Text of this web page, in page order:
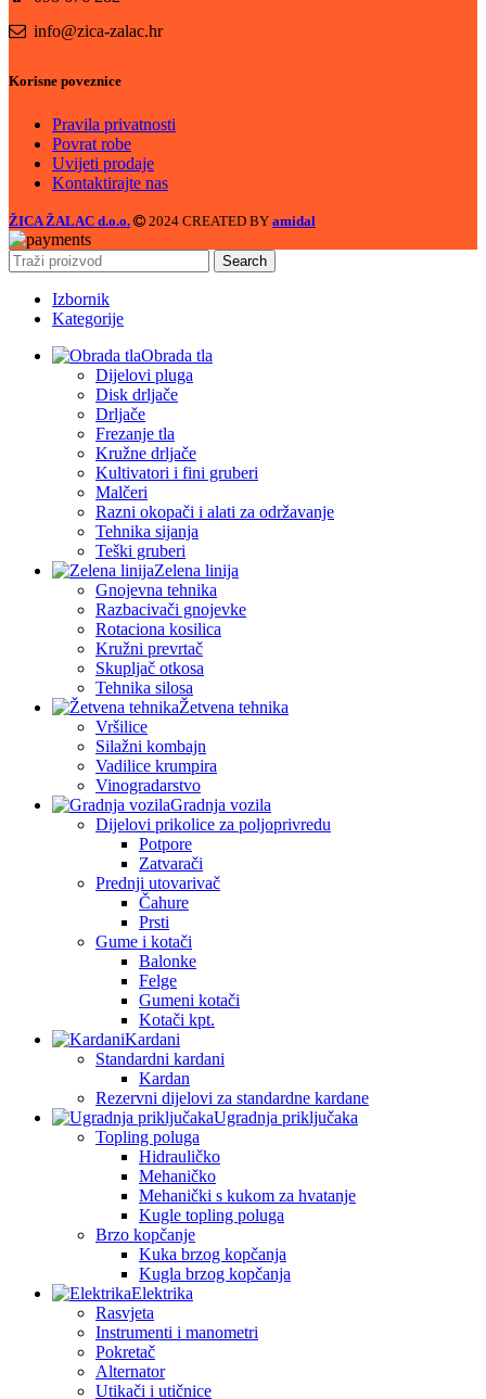
info@zica-zalac.hr
Korisne poveznice
Pravila privatnosti
Povrat robe
Uvijeti prodaje
Kontaktirajte nas
ŽICA ŽALAC d.o.o. 2024 CREATED BY amidal
Search
Izbornik
Kategorije
Obrada tla
Dijelovi pluga
Disk drljače
Drljače
Frezanje tla
Kružne drljače
Kultivatori i fini gruberi
Malčeri
Razni okopači i alati za održavanje
Tehnika sijanja
Teški gruberi
Zelena linija
Gnojevna tehnika
Razbacivači gnojevke
Rotaciona kosilica
Kružni prevrtač
Skupljač otkosa
Tehnika silosa
Žetvena tehnika
Vršilice
Silažni kombajn
Vadilice krumpira
Vinogradarstvo
Gradnja vozila
Dijelovi prikolice za poljoprivredu
Potpore
Zatvarači
Prednji utovarivač
Čahure
Prsti
Gume i kotači
Balonke
Felge
Gumeni kotači
Kotači kpt.
Kardani
Standardni kardani
Kardan
Rezervni dijelovi za standardne kardane
Ugradnja priključaka
Topling poluga
Hidrauličko
Mehaničko
Mehanički s kukom za hvatanje
Kugle topling poluga
Brzo kopčanje
Kuka brzog kopčanja
Kugla brzog kopčanja
Elektrika
Rasvjeta
Instrumenti i manometri
Pokretač
Alternator
Utikači i utičnice